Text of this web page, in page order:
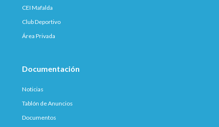
CEI Mafalda
Club Deportivo
Área Privada
Documentación
Noticias
Tablón de Anuncios
Documentos